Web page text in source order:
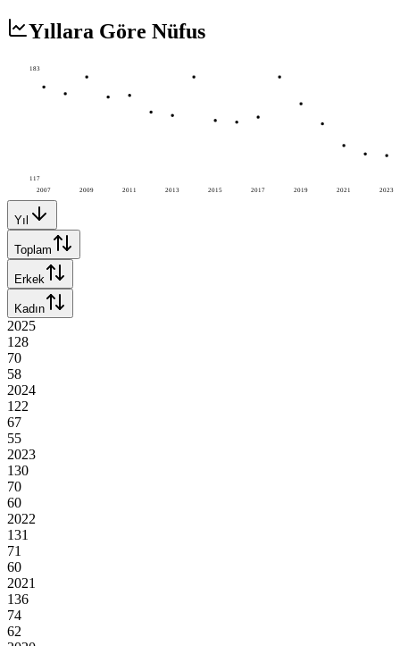
Yıllara Göre Nüfus
2007 2009 2011 2013 2015 2017 2019 2021 2023
183
117
Yıl
Toplam
Erkek
Kadın
2025
128
70
58
2024
122
67
55
2023
130
70
60
2022
131
71
60
2021
136
74
62